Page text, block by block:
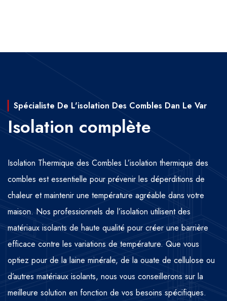
Spécialiste De L'isolation Des Combles Dan Le Var
Isolation complète
Isolation Thermique des Combles L’isolation thermique des
combles est essentielle pour prévenir les déperditions de
chaleur et maintenir une température agréable dans votre
maison. Nos professionnels de l’isolation utilisent des
matériaux isolants de haute qualité pour créer une barrière
efficace contre les variations de température. Que vous
optiez pour de la laine minérale, de la ouate de cellulose ou
d’autres matériaux isolants, nous vous conseillerons sur la
meilleure solution en fonction de vos besoins spécifiques.